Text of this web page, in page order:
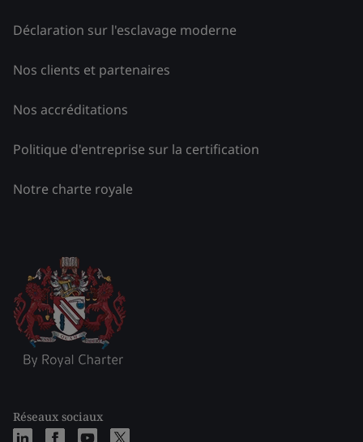
Déclaration sur l'esclavage moderne
Nos clients et partenaires
Nos accréditations
Politique d'entreprise sur la certification
Notre charte royale
Réseaux sociaux